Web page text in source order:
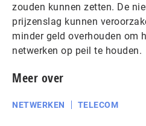
zouden kunnen zetten. De
prijzenslag kunnen
minder geld overhouden om
netwerken op peil te houden.
Meer over
NETWERKEN TELECOM